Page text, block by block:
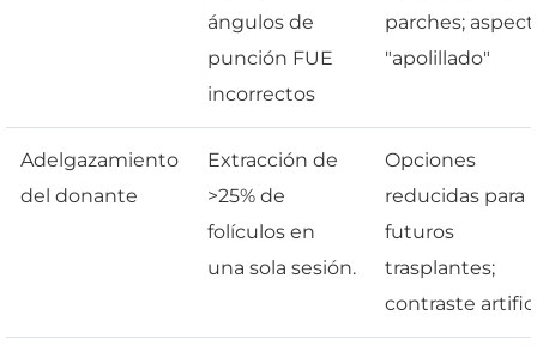
ángulos de
punción FUE
incorrectos
parches;
"apolillado"
Adelgazamiento
del donante
Extracción de
>25% de
folículos en
una sola sesión.
Opciones
reducidas para
futuros
trasplantes;
contraste